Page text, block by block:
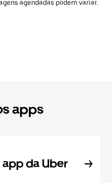
agendadas podem variar.
apps
app da Uber